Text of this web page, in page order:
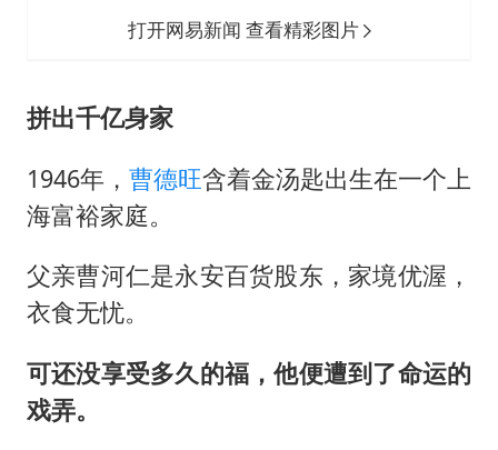
打开网易新闻 查看精彩图片
拼出千亿身家
1946年， 曹德旺含着金汤匙出生在一个上
海富裕家庭。
父亲曹河仁是永安百货股东，家境优渥，
衣食无忧。
可还没享受多久的福，他便遭到了命运的
戏弄。